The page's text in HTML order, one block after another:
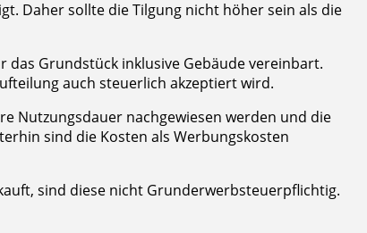
Daher sollte die Tilgung nicht höher sein als die
Grundstück inklusive Gebäude vereinbart.
auch steuerlich akzeptiert wird.
Nutzungsdauer nachgewiesen werden und die
sind die Kosten als Werbungskosten
sind diese nicht Grunderwerbsteuerpflichtig.